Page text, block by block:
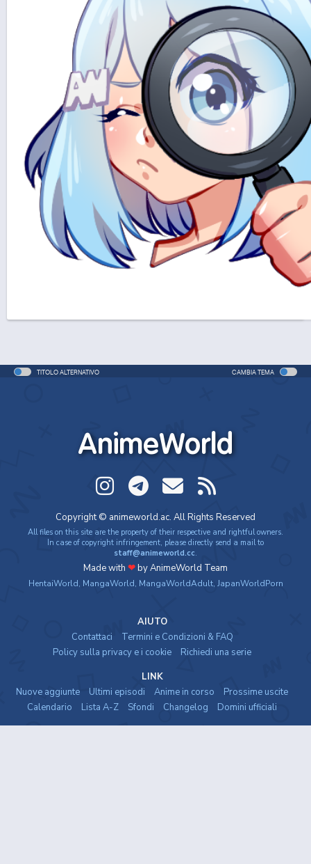
TITOLO ALTERNATIVO CAMBIA TEMA
AnimeWorld
Copyright © animeworld.ac. All Rights Reserved
All files on this site are the property of their respective and rightful owners.
In case of copyright infringement, please directly send a mail to
staff@animeworld.cc.
Made with ❤by AnimeWorld Team
HentaiWorld, MangaWorld, MangaWorldAdult, JapanWorldPorn
AIUTO
Contattaci
Termini e Condizioni & FAQ
Policy sulla privacy e i cookie
Richiedi una serie
LINK
Nuove aggiunte
Ultimi episodi Anime in corso
Prossime uscite
Calendario
Lista A-Z Sfondi Changelog Domini ufficiali